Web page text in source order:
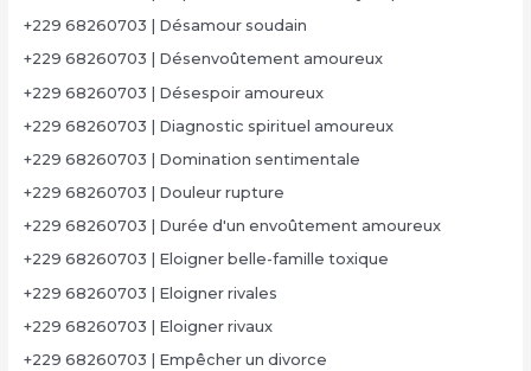
+229 68260703 | Désamour soudain
+229 68260703 | Désenvoûtement amoureux
+229 68260703 | Désespoir amoureux
+229 68260703 | Diagnostic spirituel amoureux
+229 68260703 | Domination sentimentale
+229 68260703 | Douleur rupture
+229 68260703 | Durée d'un envoûtement amoureux
+229 68260703 | Eloigner belle-famille toxique
+229 68260703 | Eloigner rivales
+229 68260703 | Eloigner rivaux
+229 68260703 | Empêcher un divorce